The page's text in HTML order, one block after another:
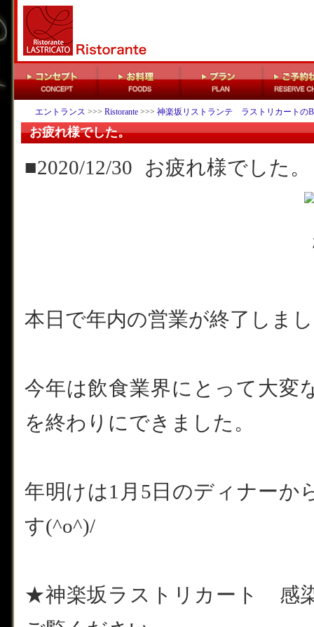
エントランス >>> Ristorante >>> 神楽坂リストランテ ラストリカートの
お疲れ様でした。
■2020/12/30 お疲れ様でした。
本日で年内の営業が終了しま
今年は飲食業界にとって大変
を終わりにできました。
年明けは1月5日のディナーか
す(^o^)/
★神楽坂ラストリカート 感